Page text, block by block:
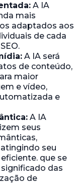
A IA
mais
adaptados aos
de cada
A IA será
de conteúdo,
maior
e vídeo,
e
A IA
seus
seu
que se
das
de